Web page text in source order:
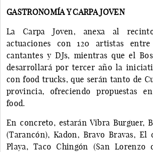
GASTRONOMÍA Y CARPA JOVEN
La Carpa Joven, anexa al
actuaciones con 120 artistas entre
cantantes y DJs, mientras que el
desarrollará por tercer año la
con food trucks, que serán tanto de
provincia, ofreciendo propuestas
food.
En concreto, estarán Vibra Burguer,
(Tarancón), Kadon, Bravo Bravas,
Playa, Taco Chingón (San